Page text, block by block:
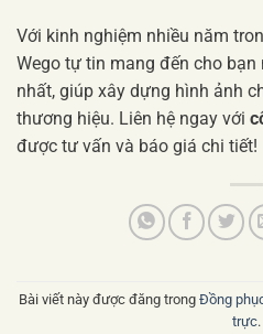
Với kinh nghiệm nhiều năm
Wego tự tin mang đến cho
nhất, giúp xây dựng hình ảnh
thương hiệu. Liên hệ ngay với
được tư vấn và báo giá chi tiết!
Bài viết này được đăng trong Đồng
trực.